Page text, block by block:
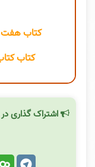
کتاب هفت
کتاب
اشتراک گذاری